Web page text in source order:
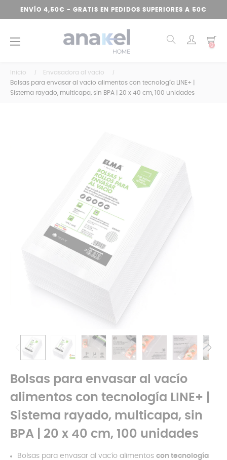
ENVÍO 4,50€ - GRATIS EN PEDIDOS SUPERIORES A 50€
Navegación
☰ 0
Inicio
Envasadora al vacío
Bolsas para envasar al vacío alimentos con tecnología LINE+ |
Sistema rayado, multicapa, sin BPA | 20 x 40 cm, 100 unidades
Bolsas para envasar al vacío
alimentos con tecnología LINE+ |
Sistema rayado, multicapa, sin
BPA | 20 x 40 cm, 100 unidades
Bolsas para envasar al vacío alimentos con tecnología